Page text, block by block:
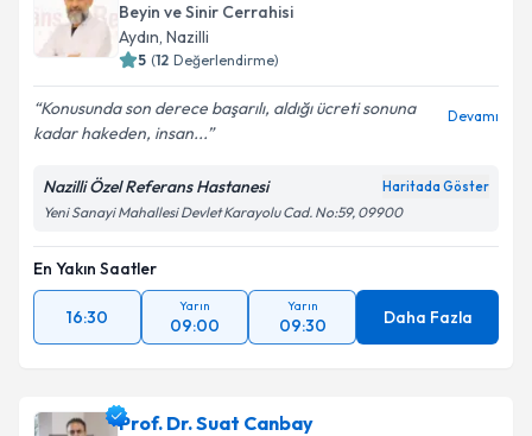
Beyin ve Sinir Cerrahisi
Aydın, Nazilli
5 (12 Değerlendirme)
Konusunda son derece başarılı, aldığı ücreti sonuna
kadar hakeden, insan...
Devamı
Nazilli Özel Referans Hastanesi Haritada Göster
Yeni Sanayi Mahallesi Devlet Karayolu Cad. No:59, 09900
En Yakın Saatler
16:30
Yarın
09:00
Yarın
09:30 Daha Fazla
Prof. Dr. Suat Canbay